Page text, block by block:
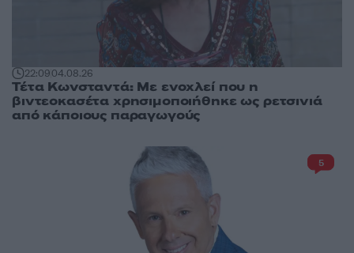
22:0904.08.26
Τέτα Κωνσταντά: Με ενοχλεί που η
βιντεοκασέτα χρησιμοποιήθηκε ως ρετσινιά
από κάποιους παραγωγούς
5